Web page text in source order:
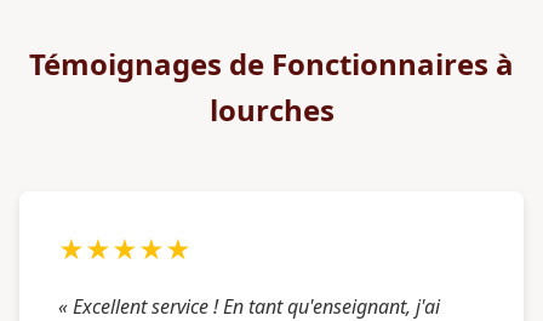
Témoignages de Fonctionnaires à
lourches
★★★★★
« Excellent service ! En tant qu'enseignant, j'ai